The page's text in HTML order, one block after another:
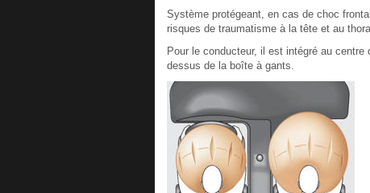
Système protégeant, en cas de choc
risques de traumatisme à la tête et au
Pour le conducteur, il est intégré au
dessus de la boîte à gants.